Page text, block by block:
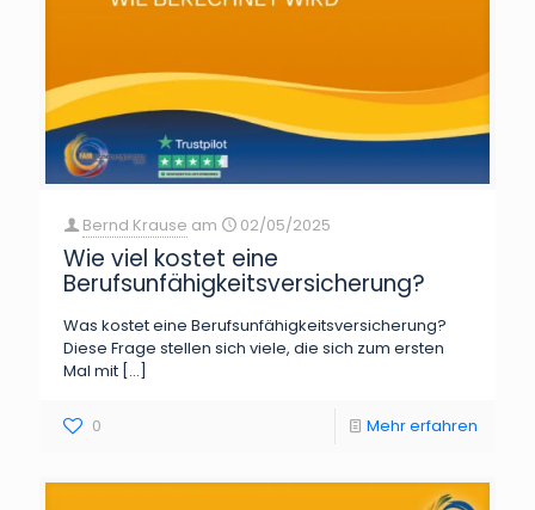
Bernd Krause am 02/05/2025
Wie viel kostet eine
Berufsunfähigkeitsversicherung?
Was kostet eine Berufsunfähigkeitsversicherung?
Diese Frage stellen sich viele, die sich zum ersten
Mal mit […]
0 Mehr erfahren